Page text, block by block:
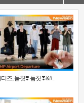
즈, 둠칫❣️ 둠칫❣&#..